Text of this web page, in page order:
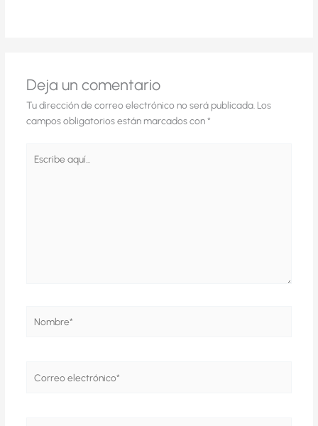
Deja un comentario
Tu dirección de correo electrónico no será publicada. Los
campos obligatorios están marcados con*
aquí...
electrónico*